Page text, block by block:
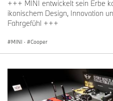
+++ MINI entwickelt sein Erbe
ikonischem Design, Innovation
Fahrgefühl +++
MINI · Cooper